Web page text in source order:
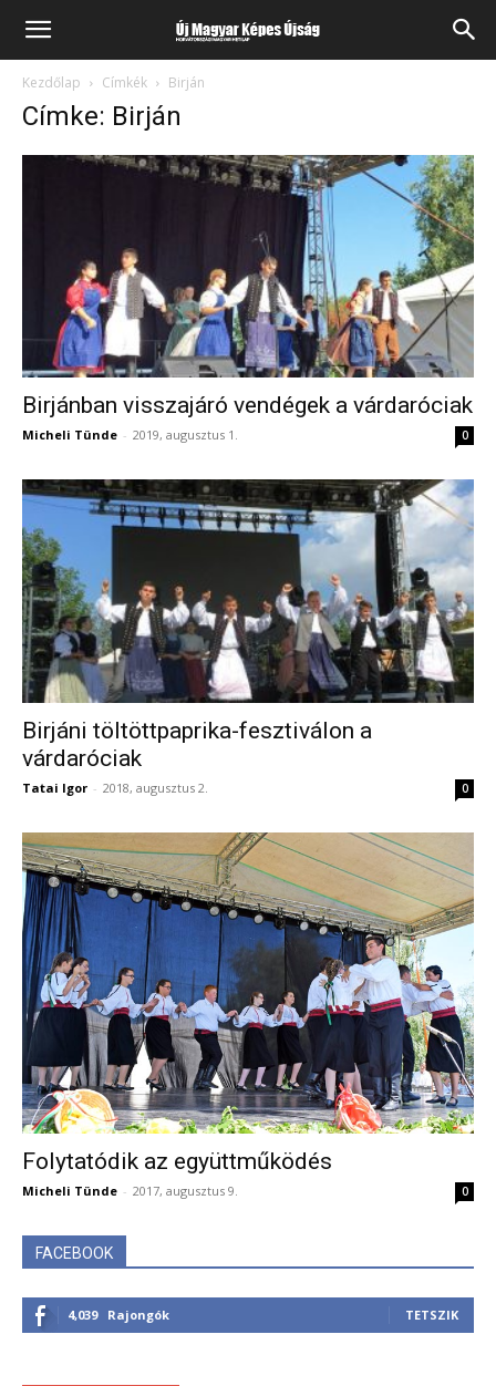
Kezdőlap Címkék Birján
Címke: Birján
Birjánban visszajáró vendégek a várdaróciak
Micheli Tünde - 2019, augusztus 1. 0
Birjáni töltöttpaprika-fesztiválon a
várdaróciak
Tatai Igor - 2018, augusztus 2. 0
Folytatódik az együttműködés
Micheli Tünde - 2017, augusztus 9. 0
FACEBOOK
4,039 Rajongók TETSZIK